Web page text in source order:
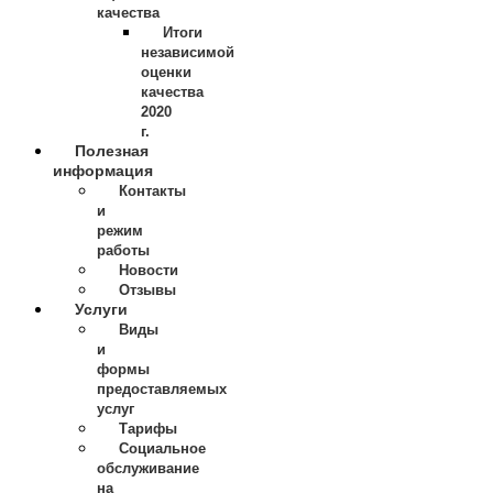
качества
Итоги
независимой
оценки
качества
2020
г.
Полезная
информация
Контакты
и
режим
работы
Новости
Отзывы
Услуги
Виды
и
формы
предоставляемых
услуг
Тарифы
Социальное
обслуживание
на